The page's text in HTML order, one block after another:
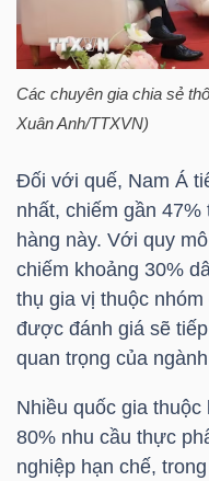
Các chuyên gia chia sẻ
Xuân Anh/TTXVN)
Đối với quế, Nam Á
nhất, chiếm gần
hàng này. Với quy
chiếm khoảng 30%
thụ gia vị thuộc
được đánh giá sẽ
quan trọng của
Nhiều quốc gia thuộc
80% nhu cầu thực
nghiệp hạn chế,
khoán
(-)
Tất cả Cổ phiếu
Lãnh
đạo
(-)
Tất cả Người nội
Tin
(-)